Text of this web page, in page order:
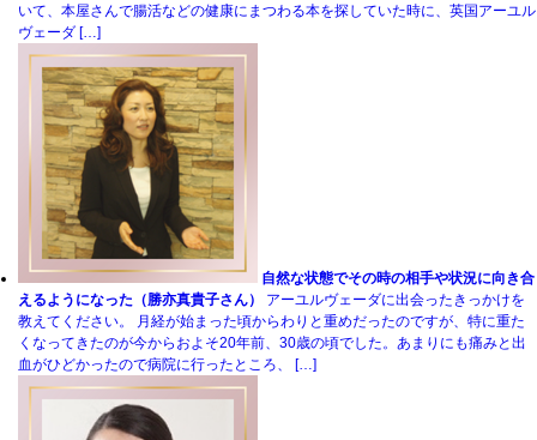
いて、本屋さんで腸活などの健康にまつわる本を探していた時に、英国アーユル
ヴェーダ […]
自然な状態でその時の相手や状況に向き合
えるようになった（勝亦真貴子さん）
アーユルヴェーダに出会ったきっかけを
教えてください。 月経が始まった頃からわりと重めだったのですが、特に重た
くなってきたのが今からおよそ20年前、30歳の頃でした。あまりにも痛みと出
血がひどかったので病院に行ったところ、 […]